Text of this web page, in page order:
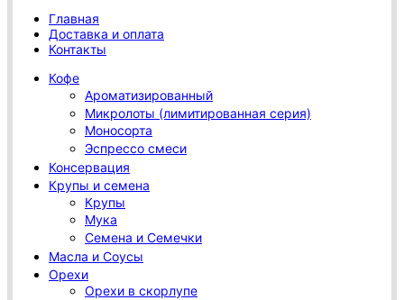
Главная
Доставка и оплата
Контакты
Кофе
Ароматизированный
Микролоты (лимитированная серия)
Моносорта
Эспрессо смеси
Консервация
Крупы и семена
Крупы
Мука
Семена и Семечки
Масла и Соусы
Орехи
Орехи в скорлупе